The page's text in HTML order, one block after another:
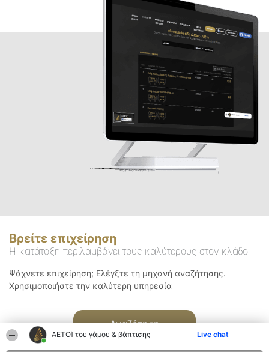
ΑΕΤΟΊ του γάμου & βάπτισης Live chat
Βρείτε επιχείρηση
Η κατάταξη περιλαμβάνει τους καλύτερους στον κλάδο
Ψάχνετε επιχείρηση; Ελέγξτε τη μηχανή αναζήτησης.
Χρησιμοποιήστε την καλύτερη υπηρεσία
Αναζήτηση